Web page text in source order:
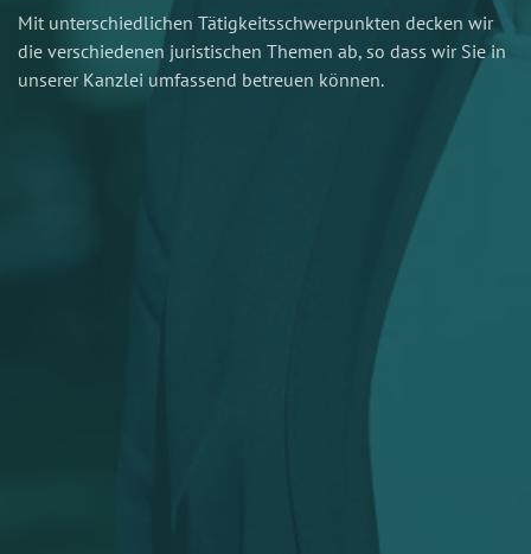
Mit unterschiedlichen Tätigkeitsschwerpunkten decken wir
die verschiedenen juristischen Themen ab, so dass wir Sie in
unserer Kanzlei umfassend betreuen können.